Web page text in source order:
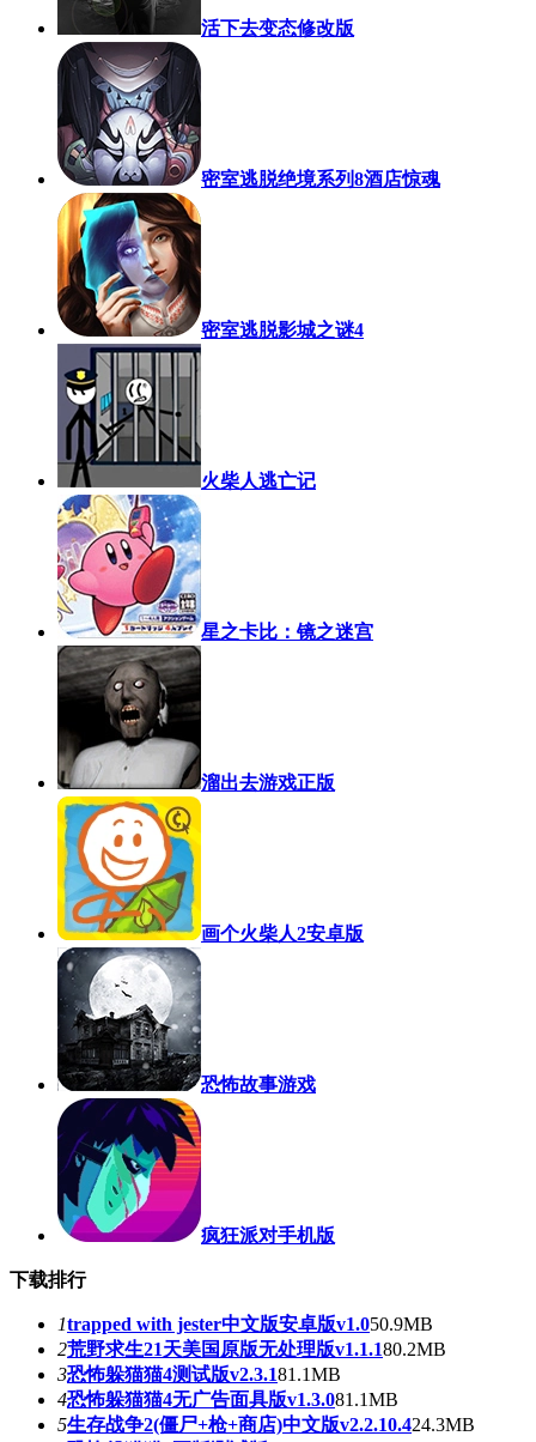
活下去变态修改版
密室逃脱绝境系列8酒店惊魂
密室逃脱影城之谜4
火柴人逃亡记
星之卡比：镜之迷宫
溜出去游戏正版
画个火柴人2安卓版
恐怖故事游戏
疯狂派对手机版
下载排行
1trapped with jester中文版安卓版v1.050.9MB
2荒野求生21天美国原版无处理版v1.1.180.2MB
3恐怖躲猫猫4测试版v2.3.181.1MB
4恐怖躲猫猫4无广告面具版v1.3.081.1MB
5生存战争2(僵尸+枪+商店)中文版v2.2.10.424.3MB